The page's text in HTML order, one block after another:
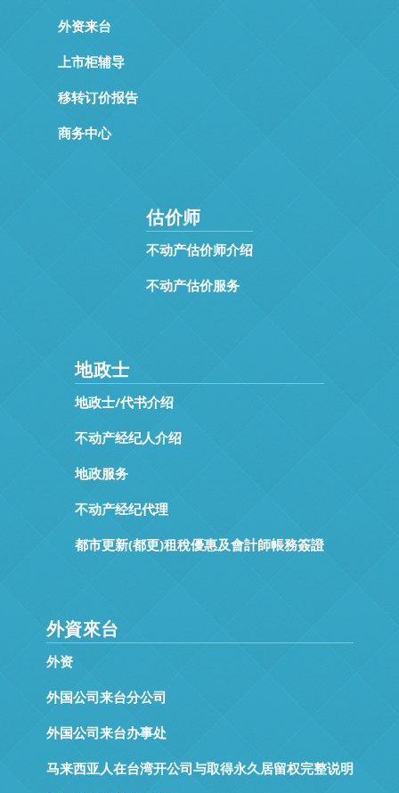
外资来台
上市柜辅导
移转订价报告
商务中心
估价师
不动产估价师介绍
不动产估价服务
地政士
地政士/代书介绍
不动产经纪人介绍
地政服务
不动产经纪代理
都市更新(都更)租稅優惠及會計師帳務簽證
外資來台
外资
外国公司来台分公司
外国公司来台办事处
马来西亚人在台湾开公司与取得永久居留权完整说明